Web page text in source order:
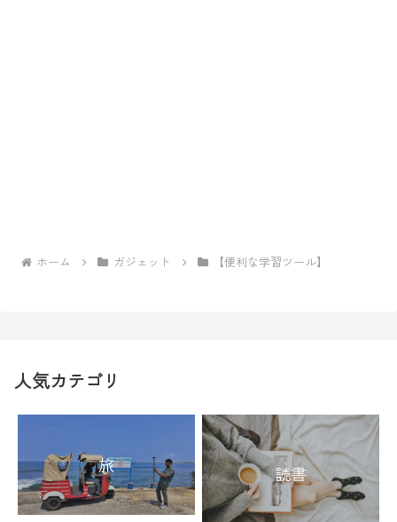
ホーム ガジェット 【便利な学習ツール】
人気カテゴリ
旅 読書